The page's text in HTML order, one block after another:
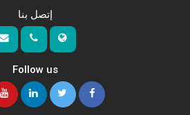
إتصل بنا
Follow us